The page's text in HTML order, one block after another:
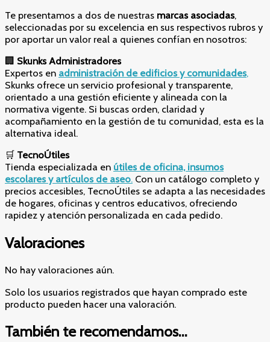
Te presentamos a dos de nuestras marcas asociadas,
seleccionadas por su excelencia en sus respectivos rubros y
por aportar un valor real a quienes confían en nosotros:
🏢 Skunks Administradores
Expertos en administración de edificios y comunidades,
Skunks ofrece un servicio profesional y transparente,
orientado a una gestión eficiente y alineada con la
normativa vigente. Si buscas orden, claridad y
acompañamiento en la gestión de tu comunidad, esta es la
alternativa ideal.
🛒 TecnoÚtiles
Tienda especializada en útiles de oficina, insumos
escolares y artículos de aseo. Con un catálogo completo y
precios accesibles, TecnoÚtiles se adapta a las necesidades
de hogares, oficinas y centros educativos, ofreciendo
rapidez y atención personalizada en cada pedido.
Valoraciones
No hay valoraciones aún.
Solo los usuarios registrados que hayan comprado este
producto pueden hacer una valoración.
También te recomendamos…